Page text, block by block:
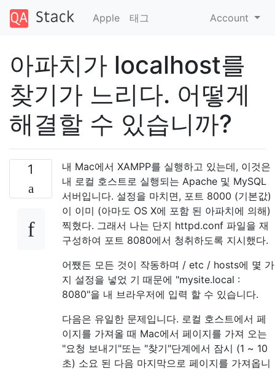
Apple 태그 Account
아파치가 localhost를
찾기가 느리다. 어떻게
해결할 수 있습니까?
1
내 Mac에서 XAMPP를 실행하고 있는데, 이것은
내 로컬 호스트로 실행되는 Apache 및 MySQL
서버입니다. 설정을 마치면, 포트 8000 (기본값)
이 이미 (아마도 OS X에 포함 된 아파치에 의해)
찍혔다. 그래서 나는 단지 httpd.conf 파일을 재
구성하여 포트 8080에서 청취하도록 지시했다.
어쨌든 모든 것이 작동하며 / etc / hosts에 몇 가
지 설정을 넣었 기 때문에 "mysite.local :
8080"을 내 브라우저에 입력 할 수 있습니다.
다음은 유일한 문제입니다. 로컬 호스트에서 페
이지를 가져올 때 Mac에서 페이지를 가져 오는
"요청 보내기"또는 "찾기"단계에서 잠시 (1 ~ 10
초) 소요 된 다음 마지막으로 페이지를 가져옵니